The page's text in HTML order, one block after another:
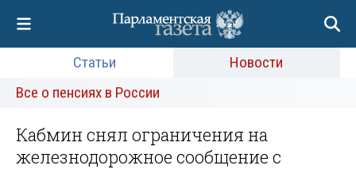
Статьи
Новости
Все о пенсиях в России
Кабмин снял ограничения на
железнодорожное сообщение с